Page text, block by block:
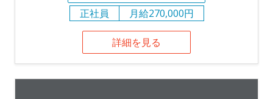
正社員
月給270,000円
詳細を見る